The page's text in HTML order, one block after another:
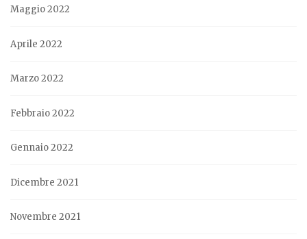
Maggio 2022
Aprile 2022
Marzo 2022
Febbraio 2022
Gennaio 2022
Dicembre 2021
Novembre 2021